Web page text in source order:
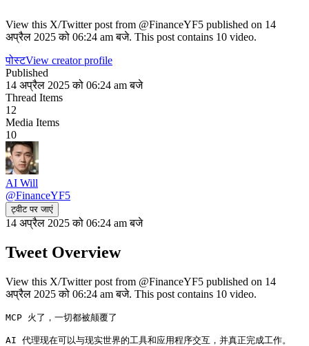
View this X/Twitter post from @FinanceYF5 published on 14
अप्रैल 2025 को 06:24 am बजे. This post contains 10 video.
पोस्टView creator profile
Published
14 अप्रैल 2025 को 06:24 am बजे
Thread Items
12
Media Items
10
AI Will
@FinanceYF5
ट्वीट पर जाएं
14 अप्रैल 2025 को 06:24 am बजे
Tweet Overview
View this X/Twitter post from @FinanceYF5 published on 14
अप्रैल 2025 को 06:24 am बजे. This post contains 10 video.
MCP 火了，一切都被颠覆了
AI 代理现在可以与现实世界的工具和应用程序交互，并真正完成工作。